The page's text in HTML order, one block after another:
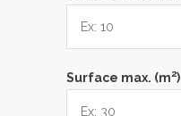
Surface max. (m2)